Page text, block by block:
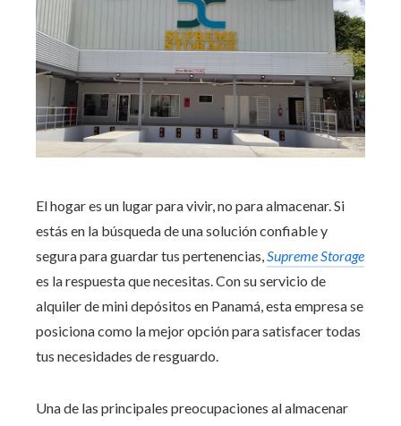
El hogar es un lugar para vivir, no para almacenar. Si
estás en la búsqueda de una solución confiable y
segura para guardar tus pertenencias,Supreme Storage
es la respuesta que necesitas. Con su servicio de
alquiler de mini depósitos en Panamá, esta empresa se
posiciona como la mejor opción para satisfacer todas
tus necesidades de resguardo.
Una de las principales preocupaciones al almacenar